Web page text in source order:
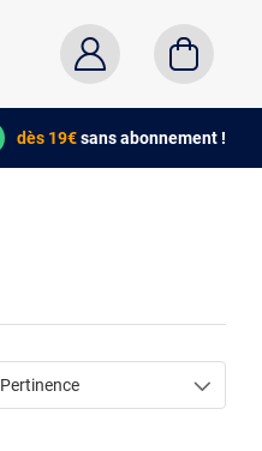
dès 19€sans abonnement !
Pertinence